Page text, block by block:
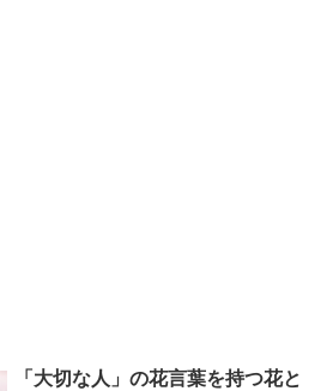
「大切な人」の花言葉を持つ花と